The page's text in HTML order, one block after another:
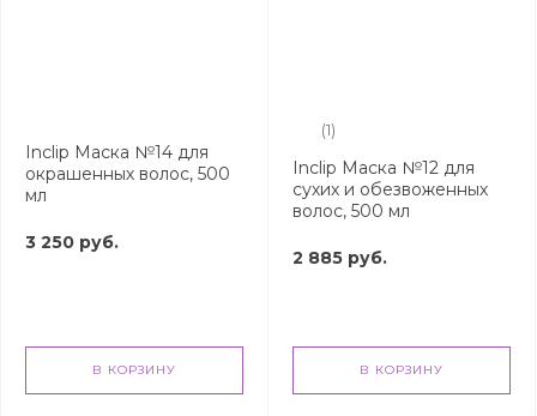
Inclip Маска №14 для
окрашенных волос, 500
мл
3 250 руб.
В КОРЗИНУ
(1)
Inclip Маска №12 для
сухих и обезвоженных
волос, 500 мл
2 885 руб.
В КОРЗИНУ